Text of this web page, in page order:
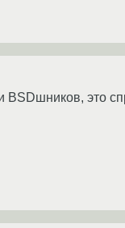
BSDшников, это